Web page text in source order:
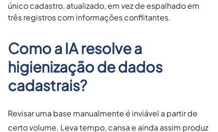
único cadastro, atualizado, em vez de espalhado em
três registros com informações conflitantes.
Como a IA resolve a
higienização de dados
cadastrais?
Revisar uma base manualmente é inviável a partir de
certo volume. Leva tempo, cansa e ainda assim produz